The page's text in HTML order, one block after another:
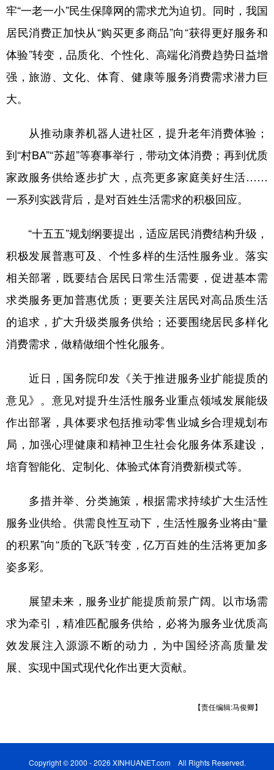
牢“一老一小”民生保障网的需求尤为迫切。同时，我国
居民消费正加快从“购买更多商品”向“获得更好服务和
体验”转变，品质化、个性化、高端化消费趋势日益增
强，旅游、文化、体育、健康等服务消费需求潜力巨
大。
从推动康养机器人进社区，提升老年消费体验；
到“村BA”“苏超”等赛事举行，带动文体消费；再到优质
家政服务供给逐步扩大，点亮更多家庭美好生活……
一系列实践背后，是对百姓生活需求的积极回应。
“十五五”规划纲要提出，适应居民消费结构升级，
积极发展普惠可及、个性多样的生活性服务业。落实
相关部署，既要结合居民日常生活需要，促进基本需
求类服务更加普惠优质；更要关注居民对高品质生活
的追求，扩大升级类服务供给；还要围绕居民多样化
消费需求，做精做细个性化服务。
近日，国务院印发《关于推进服务业扩能提质的
意见》。意见对提升生活性服务业重点领域发展能级
作出部署，具体要求包括推动零售业城乡合理规划布
局，加强心理健康和精神卫生社会化服务体系建设，
培育智能化、定制化、体验式体育消费新模式等。
多措并举、分类施策，根据需求持续扩大生活性
服务业供给。供需良性互动下，生活性服务业将由“量
的积累”向“质的飞跃”转变，亿万百姓的生活将更加多
姿多彩。
展望未来，服务业扩能提质前景广阔。以市场需
求为牵引，精准匹配服务供给，必将为服务业优质高
效发展注入源源不断的动力，为中国经济高质量发
展、实现中国式现代化作出更大贡献。
【责任编辑:马俊卿】
Copyright © 2000 - 2026 XINHUANET.com All Rights Reserved.